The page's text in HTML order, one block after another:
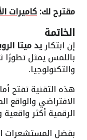
مقترح لك:كاميرات
الخاتمة
إن ابتكاريد ميتا
باللمس يمثل تطورًا
والتكنولوجيا.
هذه التقنية تفتح
الافتراضي والواقع
الرقمية أكثر
بفضل المستشعرات